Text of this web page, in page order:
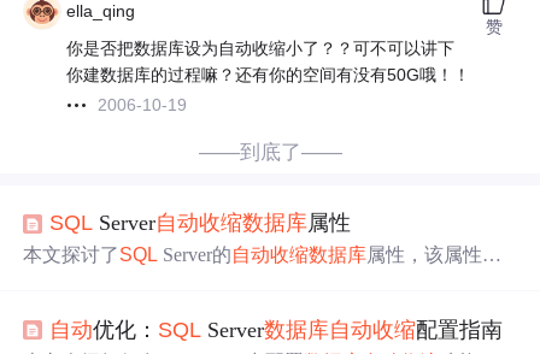
ella_qing
你是否把数据库设为自动收缩小了？？可不可以讲下
你建数据库的过程嘛？还有你的空间有没有50G哦！！
2006-10-19
赞
——到底了——
SQL Server自动收缩数据库属性
本文探讨了SQL Server的自动收缩数据库属性，该属性在
数据库。激活和停用该功能可通过SSMS或T-SQL。应谨慎
自动优化： SQL Server数据库自动收缩配置指南